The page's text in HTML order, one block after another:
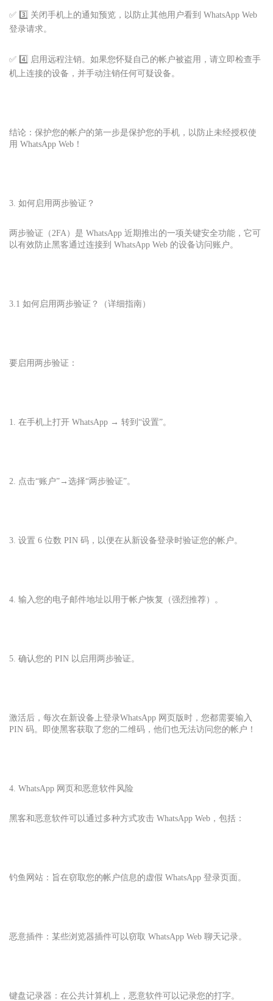
✅ 3️⃣ 关闭手机上的通知预览，以防止其他用户看到 WhatsApp Web
登录请求。
✅ 4️⃣ 启用远程注销。如果您怀疑自己的帐户被盗用，请立即检查手
机上连接的设备，并手动注销任何可疑设备。
结论：保护您的帐户的第一步是保护您的手机，以防止未经授权使
用 WhatsApp Web！
3. 如何启用两步验证？
两步验证（2FA）是 WhatsApp 近期推出的一项关键安全功能，它可
以有效防止黑客通过连接到 WhatsApp Web 的设备访问账户。
3.1 如何启用两步验证？（详细指南）
要启用两步验证：
1. 在手机上打开 WhatsApp → 转到“设置”。
2. 点击“账户”→选择“两步验证”。
3. 设置 6 位数 PIN 码，以便在从新设备登录时验证您的帐户。
4. 输入您的电子邮件地址以用于帐户恢复（强烈推荐）。
5. 确认您的 PIN 以启用两步验证。
激活后，每次在新设备上登录WhatsApp 网页版时，您都需要输入
PIN 码。即使黑客获取了您的二维码，他们也无法访问您的帐户！
4. WhatsApp 网页和恶意软件风险
黑客和恶意软件可以通过多种方式攻击 WhatsApp Web，包括：
钓鱼网站：旨在窃取您的帐户信息的虚假 WhatsApp 登录页面。
恶意插件：某些浏览器插件可以窃取 WhatsApp Web 聊天记录。
键盘记录器：在公共计算机上，恶意软件可以记录您的打字。